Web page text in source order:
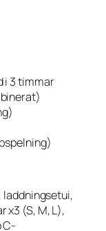
i 3 timmar
laddningsetui,
x3 (S, M, L),
C-